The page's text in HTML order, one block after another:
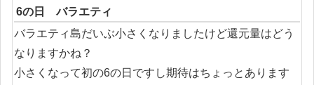
6の日 バラエティ
バラエティ島だいぶ小さくなりましたけど還元量はどう
なりますかね？
小さくなって初の6の日ですし期待はちょっとあります